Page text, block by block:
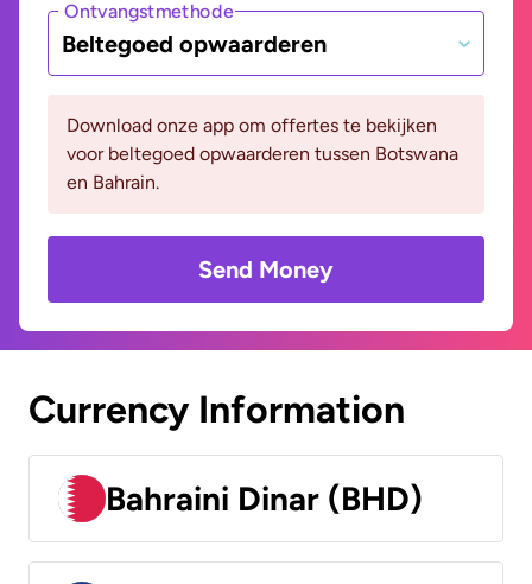
Ontvangstmethode
Beltegoed opwaarderen
Download onze app om offertes te bekijken
voor beltegoed opwaarderen tussen Botswana
en Bahrain.
Send Money
Currency Information
Bahraini Dinar (BHD)